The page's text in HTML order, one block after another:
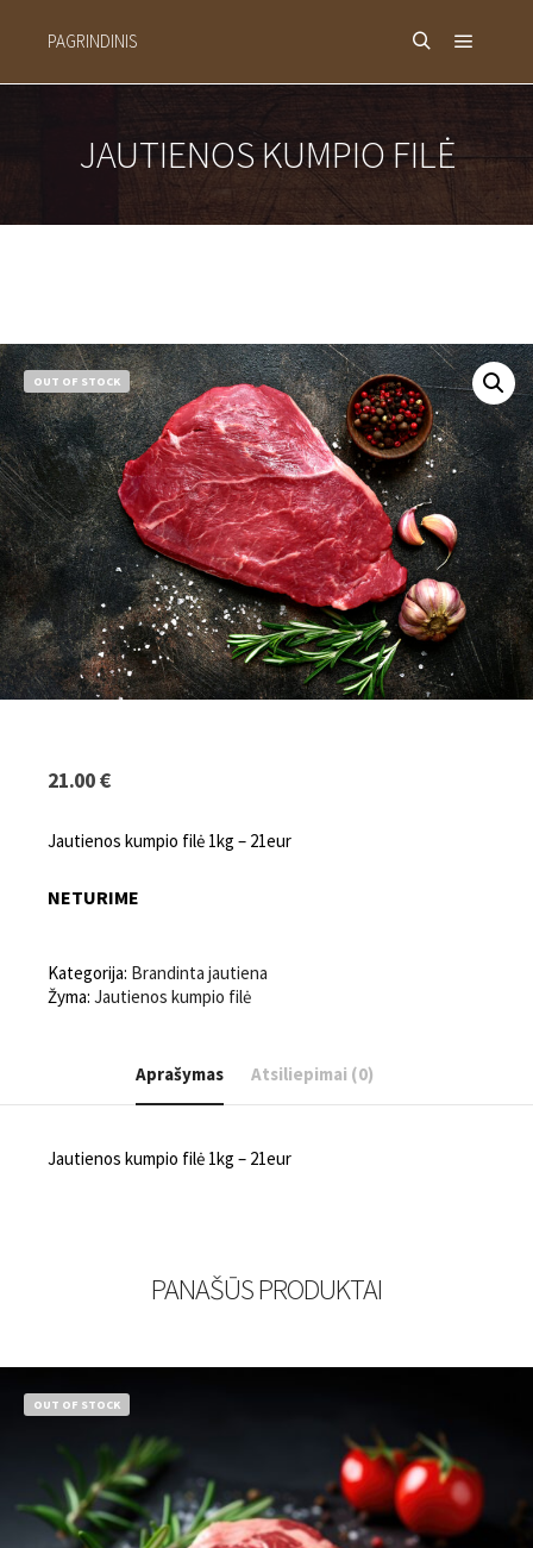
PAGRINDINIS
JAUTIENOS KUMPIO FILĖ
OUT OF STOCK
21.00€
Jautienos kumpio filė 1kg – 21eur
NETURIME
Kategorija: Brandinta jautiena
Žyma: Jautienos kumpio filė
Aprašymas Atsiliepimai (0)
Jautienos kumpio filė 1kg – 21eur
PANAŠŪS PRODUKTAI
OUT OF STOCK